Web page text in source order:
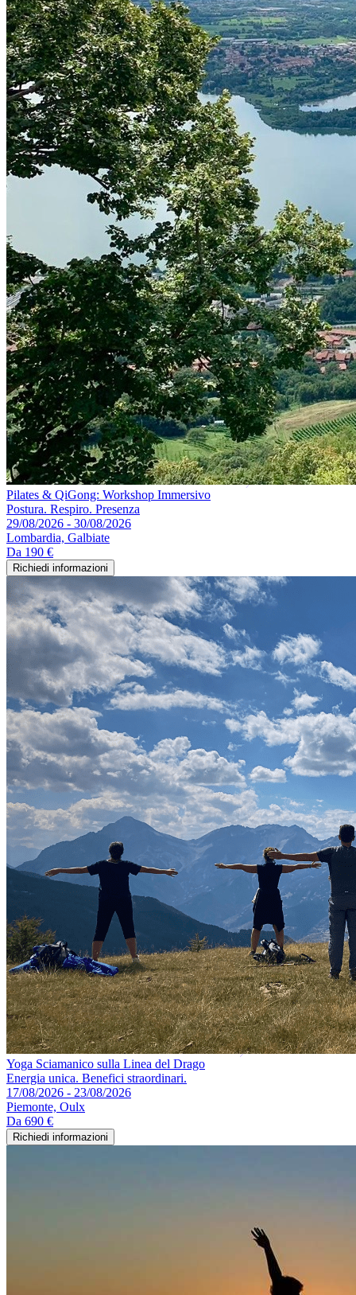
Pilates & QiGong: Workshop Immersivo
Postura. Respiro. Presenza
29/08/2026 - 30/08/2026
Lombardia, Galbiate
Da 190 €
Richiedi informazioni
Yoga Sciamanico sulla Linea del Drago
Energia unica. Benefici straordinari.
17/08/2026 - 23/08/2026
Piemonte, Oulx
Da 690 €
Richiedi informazioni